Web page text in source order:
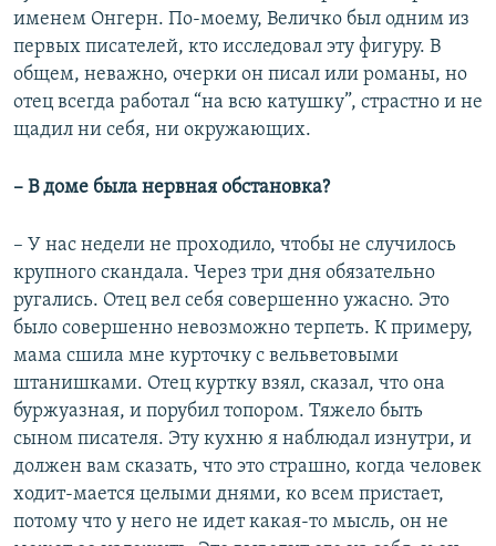
именем Онгерн. По-моему, Величко был одним из
первых писателей, кто исследовал эту фигуру. В
общем, неважно, очерки он писал или романы, но
отец всегда работал “на всю катушку”, страстно и не
щадил ни себя, ни окружающих.
– В доме была нервная обстановка?
– У нас недели не проходило, чтобы не случилось
крупного скандала. Через три дня обязательно
ругались. Отец вел себя совершенно ужасно. Это
было совершенно невозможно терпеть. К примеру,
мама сшила мне курточку с вельветовыми
штанишками. Отец куртку взял, сказал, что она
буржуазная, и порубил топором. Тяжело быть
сыном писателя. Эту кухню я наблюдал изнутри, и
должен вам сказать, что это страшно, когда человек
ходит-мается целыми днями, ко всем пристает,
потому что у него не идет какая-то мысль, он не